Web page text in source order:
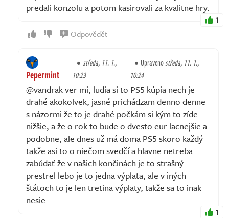
predali konzolu a potom kasirovali za kvalitne hry.
1
Odpovědět
Pepermint
středa, 11. 1.,
10:23
Upravenostředa, 11. 1.,
10:24
@vandrak ver mi, ludia si to PS5 kúpia nech je
drahé akokolvek, jasné prichádzam denno denne
s názormi že to je drahé počkám si kým to zíde
nižšie, a že o rok to bude o dvesto eur lacnejšie a
podobne, ale dnes už má doma PS5 skoro každý
takže asi to o niečom svedčí a hlavne netreba
zabúdať že v našich končinách je to strašný
prestrel lebo je to jedna výplata, ale v iných
štátoch to je len tretina výplaty, takže sa to inak
nesie
1